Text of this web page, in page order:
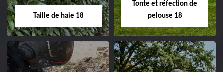
Taille de haie 18
Tonte et réfection de
pelouse 18